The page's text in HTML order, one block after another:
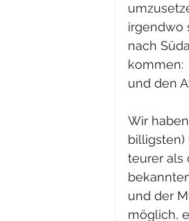
irgendwo
nach
kommen:
und den
Wir
billigsten)
teurer als
und der
möglich,